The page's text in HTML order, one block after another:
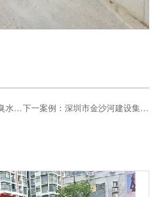
上一案例：深圳光明新区黑臭水体治理工程 下一案例：深圳市金沙河建设集团盐田明珠大道改造施工围挡项目